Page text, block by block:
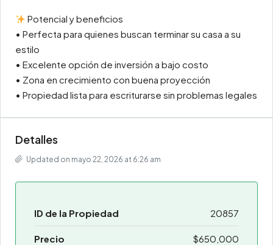
Potencial y beneficios
• Perfecta para quienes buscan terminar su casa a su
estilo
• Excelente opción de inversión a bajo costo
• Zona en crecimiento con buena proyección
• Propiedad lista para escriturarse sin problemas legales
Detalles
Updated on mayo 22, 2026 at 6:26 am
ID de la Propiedad 20857
Precio $650,000